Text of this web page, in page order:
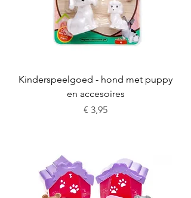
Kinderspeelgoed - hond met puppy
en accesoires
Prijs
€ 3,95